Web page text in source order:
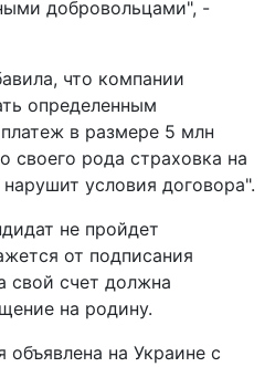
добровольцами", -
что компании
определенным
в размере 5 млн
своего рода страховка на
условия договора".
не пройдет
от подписания
свой счет должна
на родину.
на Украине с